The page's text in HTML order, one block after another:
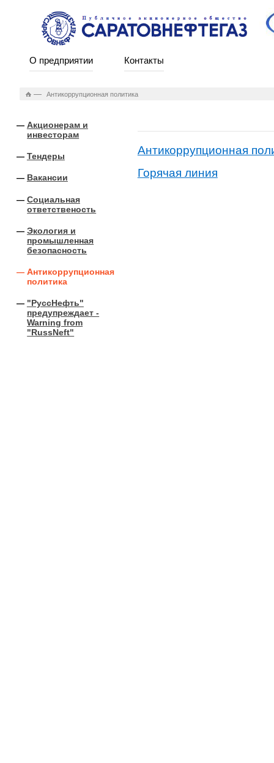
О предприятии Контакты
— Антикоррупционная политика
Акционерам и
инвесторам
Тендеры
Вакансии
Социальная
ответственость
Экология и
промышленная
безопасность
Антикоррупционная
политика
"РуссНефть"
предупреждает -
Warning from
"RussNeft"
Антикоррупционная
Горячая линия